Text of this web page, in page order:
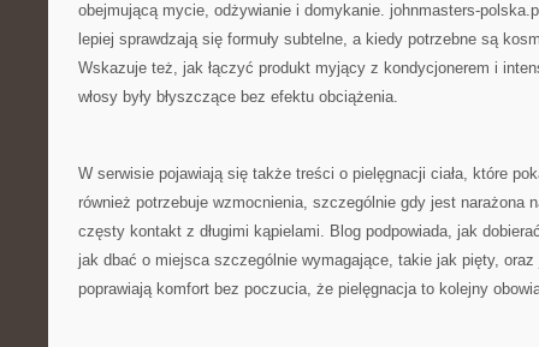
obejmującą mycie, odżywianie i domykanie. johnmasters-
lepiej sprawdzają się formuły subtelne, a kiedy potrzebne są
Wskazuje też, jak łączyć produkt myjący z kondycjonerem i
włosy były błyszczące bez efektu obciążenia.
W serwisie pojawiają się także treści o pielęgnacji ciała, które
również potrzebuje wzmocnienia, szczególnie gdy jest narażona
częsty kontakt z długimi kąpielami. Blog podpowiada, jak
jak dbać o miejsca szczególnie wymagające, takie jak pięty,
poprawiają komfort bez poczucia, że pielęgnacja to kolejny